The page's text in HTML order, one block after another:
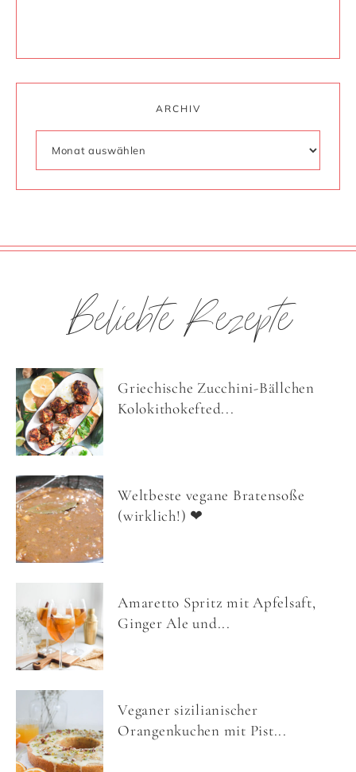
ARCHIV
Beliebte Rezepte
Griechische Zucchini-Bällchen
Kolokithokefted...
Weltbeste vegane Bratensoße
(wirklich!) ❤
Amaretto Spritz mit Apfelsaft,
Ginger Ale und...
Veganer sizilianischer
Orangenkuchen mit Pist...